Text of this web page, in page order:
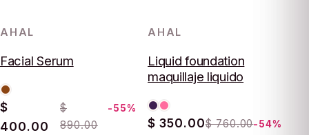
-55%
AHAL
Facial Serum
$
400.00
$
890.00
-55%
-54%
AHAL
Liquid foundation
maquillaje liquido
$ 350.00$ 760.00-54%